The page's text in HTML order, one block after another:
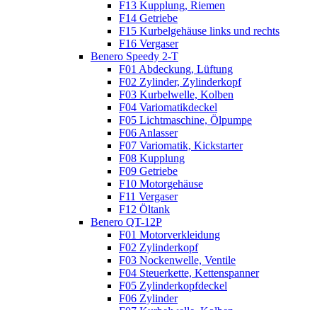
F13 Kupplung, Riemen
F14 Getriebe
F15 Kurbelgehäuse links und rechts
F16 Vergaser
Benero Speedy 2-T
F01 Abdeckung, Lüftung
F02 Zylinder, Zylinderkopf
F03 Kurbelwelle, Kolben
F04 Variomatikdeckel
F05 Lichtmaschine, Ölpumpe
F06 Anlasser
F07 Variomatik, Kickstarter
F08 Kupplung
F09 Getriebe
F10 Motorgehäuse
F11 Vergaser
F12 Öltank
Benero QT-12P
F01 Motorverkleidung
F02 Zylinderkopf
F03 Nockenwelle, Ventile
F04 Steuerkette, Kettenspanner
F05 Zylinderkopfdeckel
F06 Zylinder